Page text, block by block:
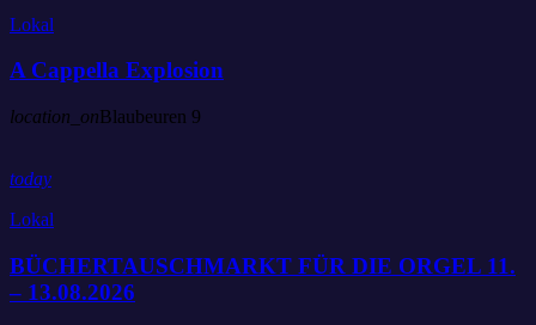
Lokal
A Cappella Explosion
location_onBlaubeuren 9
today
Lokal
BÜCHERTAUSCHMARKT FÜR DIE ORGEL 11.
– 13.08.2026